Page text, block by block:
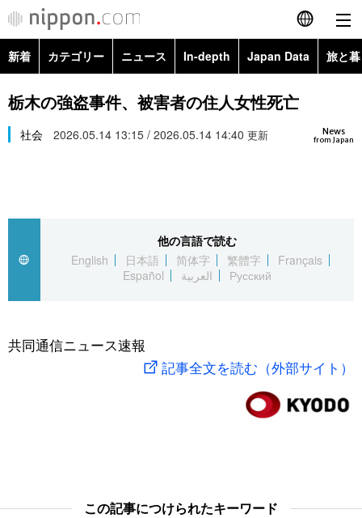
English
简体字
繁體字
العربية
社会
旅と暮らし
新着 カテゴリー ニュース In-depth Japan Data 旅と
政治・外交
経済・ビジネス
社会
文化
科学・技術
暮らし
Topics
Images
お知らせ
栃木の強盗事件、被害者の住人女性死亡
News
from Japan
社会 2026.05.14 13:15 / 2026.05.14 14:40 更新
他の言語で読む
English
日本語 简体字 繁體字
Français
Español
العربية Русский
共同通信ニュース速報
記事全文を読む（外部サイト）
この記事につけられたキーワード